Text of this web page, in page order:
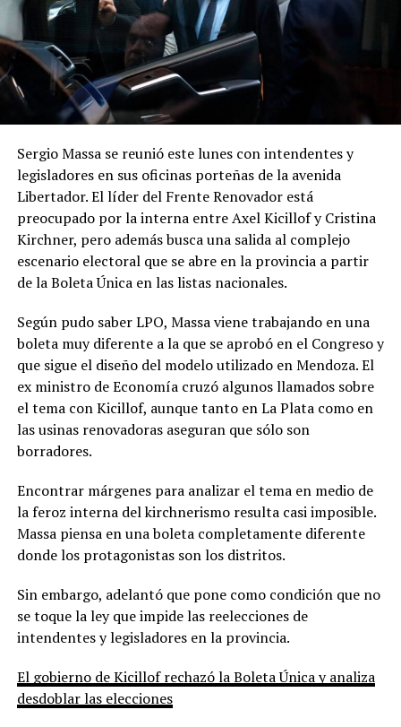
Sergio Massa se reunió este lunes con intendentes y
legisladores en sus oficinas porteñas de la avenida
Libertador. El líder del Frente Renovador está
preocupado por la interna entre Axel Kicillof y Cristina
Kirchner, pero además busca una salida al complejo
escenario electoral que se abre en la provincia a partir
de la Boleta Única en las listas nacionales.
Según pudo saber LPO, Massa viene trabajando en una
boleta muy diferente a la que se aprobó en el Congreso y
que sigue el diseño del modelo utilizado en Mendoza. El
ex ministro de Economía cruzó algunos llamados sobre
el tema con Kicillof, aunque tanto en La Plata como en
las usinas renovadoras aseguran que sólo son
borradores.
Encontrar márgenes para analizar el tema en medio de
la feroz interna del kirchnerismo resulta casi imposible.
Massa piensa en una boleta completamente diferente
donde los protagonistas son los distritos.
Sin embargo, adelantó que pone como condición que no
se toque la ley que impide las reelecciones de
intendentes y legisladores en la provincia.
El gobierno de Kicillof rechazó la Boleta Única y analiza
desdoblar las elecciones